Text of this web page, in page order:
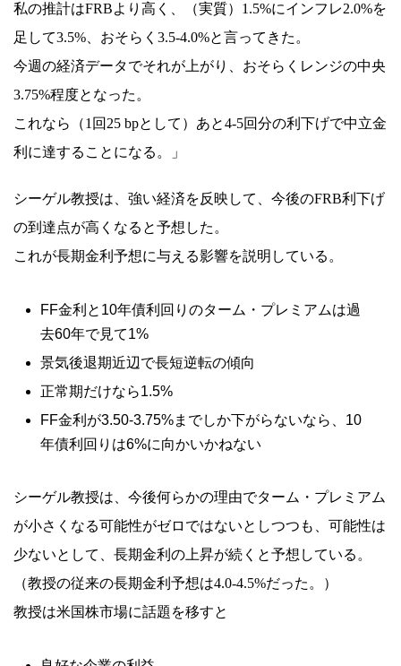
私の推計はFRBより高く、（実質）1.5%にインフレ2.0%を
足して3.5%、おそらく3.5-4.0%と言ってきた。
今週の経済データでそれが上がり、おそらくレンジの中央
3.75%程度となった。
これなら（1回25 bpとして）あと4-5回分の利下げで中立金
利に達することになる。」
シーゲル教授は、強い経済を反映して、今後のFRB利下げ
の到達点が高くなると予想した。
これが長期金利予想に与える影響を説明している。
FF金利と10年債利回りのターム・プレミアムは過
去60年で見て1%
景気後退期近辺で長短逆転の傾向
正常期だけなら1.5%
FF金利が3.50-3.75%までしか下がらないなら、10
年債利回りは6%に向かいかねない
シーゲル教授は、今後何らかの理由でターム・プレミアム
が小さくなる可能性がゼロではないとしつつも、可能性は
少ないとして、長期金利の上昇が続くと予想している。
（教授の従来の長期金利予想は4.0-4.5%だった。）
教授は米国株市場に話題を移すと